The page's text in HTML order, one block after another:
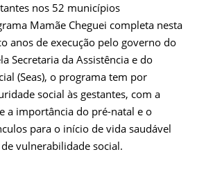
nos 52 municípios
Mamãe Cheguei completa nesta
anos de execução pelo governo do
Secretaria da Assistência e do
(Seas), o programa tem por
social às gestantes, com a
a importância do pré-natal e o
para o início de vida saudável
vulnerabilidade social.